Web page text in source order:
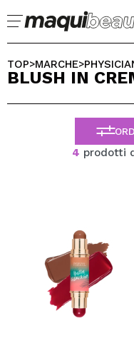
Sono già #maquilover,
Ha dimenticato la
Non ho un account qui
VOGLIO
TOP>MARCHE>
BLUSH IN
4 prodotti